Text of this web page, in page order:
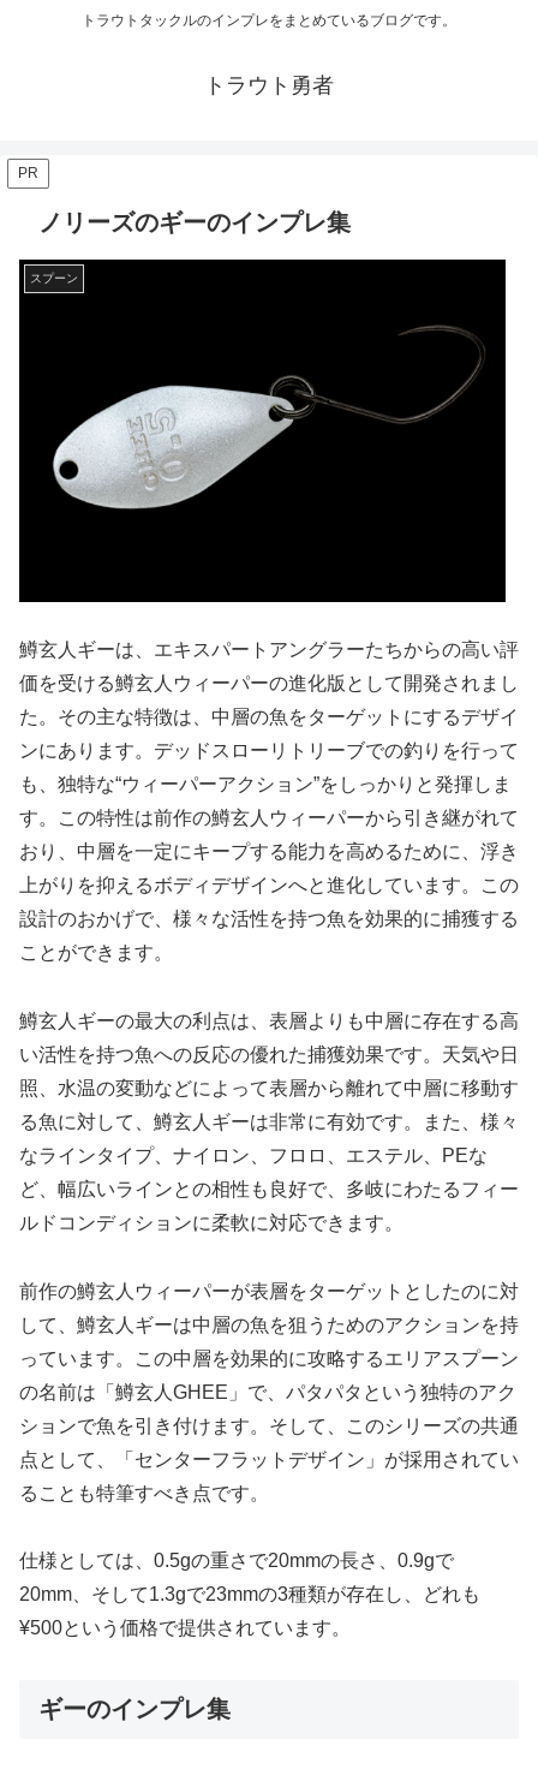
トラウトタックルのインプレをまとめているブログです。
トラウト勇者
PR
ノリーズのギーのインプレ集
スプーン
鱒玄人ギーは、エキスパートアングラーたちからの高い評
価を受ける鱒玄人ウィーパーの進化版として開発されまし
た。その主な特徴は、中層の魚をターゲットにするデザイ
ンにあります。デッドスローリトリーブでの釣りを行って
も、独特な“ウィーパーアクション”をしっかりと発揮しま
す。この特性は前作の鱒玄人ウィーパーから引き継がれて
おり、中層を一定にキープする能力を高めるために、浮き
上がりを抑えるボディデザインへと進化しています。この
設計のおかげで、様々な活性を持つ魚を効果的に捕獲する
ことができます。
鱒玄人ギーの最大の利点は、表層よりも中層に存在する高
い活性を持つ魚への反応の優れた捕獲効果です。天気や日
照、水温の変動などによって表層から離れて中層に移動す
る魚に対して、鱒玄人ギーは非常に有効です。また、様々
なラインタイプ、ナイロン、フロロ、エステル、PEな
ど、幅広いラインとの相性も良好で、多岐にわたるフィー
ルドコンディションに柔軟に対応できます。
前作の鱒玄人ウィーパーが表層をターゲットとしたのに対
して、鱒玄人ギーは中層の魚を狙うためのアクションを持
っています。この中層を効果的に攻略するエリアスプーン
の名前は「鱒玄人GHEE」で、パタパタという独特のアク
ションで魚を引き付けます。そして、このシリーズの共通
点として、「センターフラットデザイン」が採用されてい
ることも特筆すべき点です。
仕様としては、0.5gの重さで20mmの長さ、0.9gで
20mm、そして1.3gで23mmの3種類が存在し、どれも
¥500という価格で提供されています。
ギーのインプレ集